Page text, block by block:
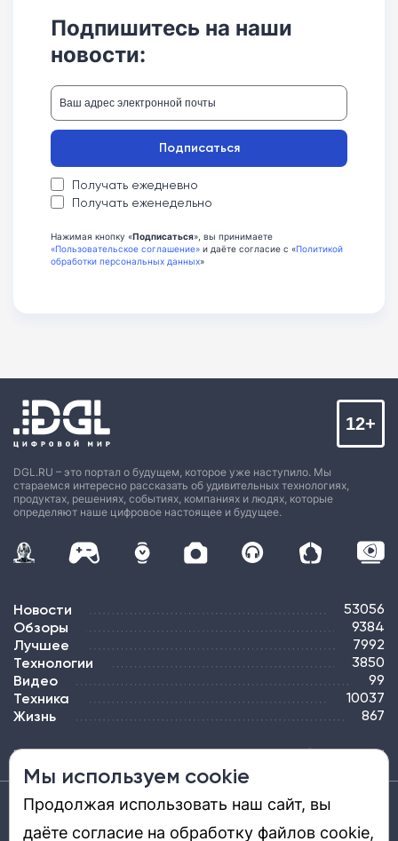
Подпишитесь на наши
новости:
Получать ежедневно
Получать еженедельно
Подписаться
Нажимая кнопку «Подписаться», вы принимаете
«Пользовательское соглашение» и даёте согласие с «Политикой
обработки персональных данных»
DGL.RU – это портал о будущем, которое уже наступило. Мы
стараемся интересно рассказать об удивительных технологиях,
продуктах, решениях, событиях, компаниях и людях, которые
определяют наше цифровое настоящее и будущее.
12+
Новости 53056
Обзоры 9384
Лучшее 7992
Технологии 3850
Видео 99
Техника 10037
Жизнь 867
ПОДПИСКА РЕКЛАМА КОНТАКТЫ КАРТА САЙТА ТЭГИ
Средство массовой информации «DGL.RU — Цифровой мир» (www.dgl.ru).
Реестровая запись средства массовой информации (СМИ) сетевого издания ЭЛ №
ФС 77 - 81669, выдано Роскомнадзором 27.08.2021. Учредитель: ООО «ДиДжиЭль».
Главный редактор: Шкред Т. В. Телефон редакции +7901-907-1590. Адрес
Мы используем cookie
Продолжая использовать наш сайт, вы
даёте согласие на обработку файлов cookie,